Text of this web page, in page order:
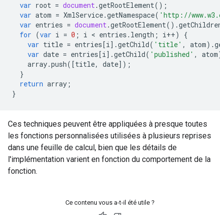
var root = document.getRootElement();
var atom = XmlService.getNamespace( 'http://
var entries = document.getRootElement().
for (var i = 0 ; i < entries . length ; i++)
{
var title = entries [i].getChild( 'title' , atom).
var date = entries [i].getChild( 'published' , atom
array.push([title, date]);
}
return array ;
}
Ces techniques peuvent être appliquées à presque toutes
les fonctions personnalisées utilisées à plusieurs reprises
dans une feuille de calcul, bien que les détails de
l'implémentation varient en fonction du comportement de la
fonction.
Ce contenu vous a-t-il été utile ?